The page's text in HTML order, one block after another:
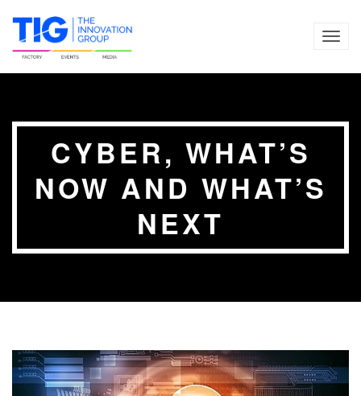
CYBER, WHAT’S
NOW AND WHAT’S
NEXT